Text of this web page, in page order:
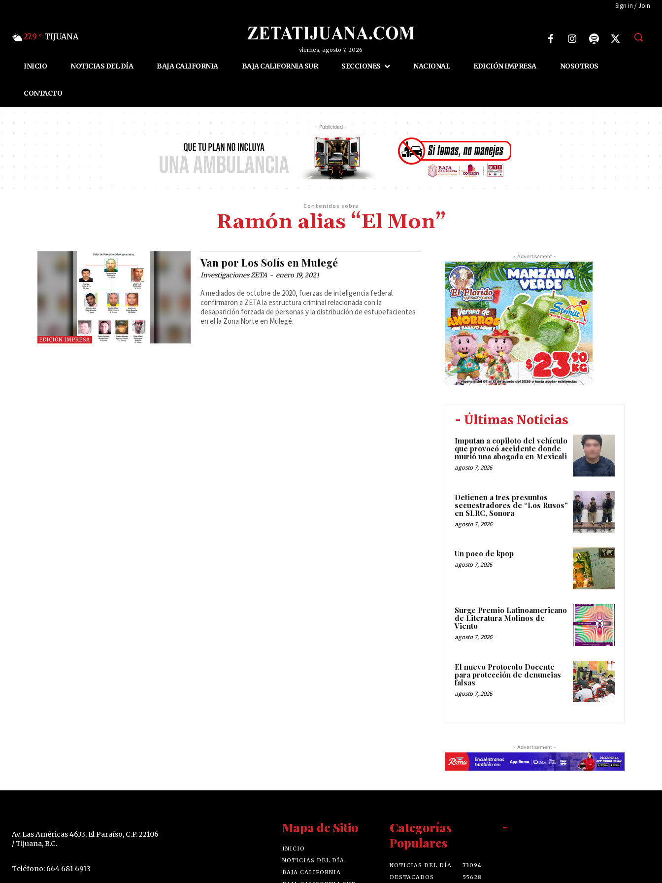
Sign in / Join
27.9 C TIJUANA
viernes, agosto 7, 2026
INICIO NOTICIAS DEL DÍA BAJA CALIFORNIA BAJA CALIFORNIA SUR SECCIONES NACIONAL EDICIÓN IMPRESA NOSOTROS
CONTACTO
- Publicidad -
Contenidos sobre
Ramón alias “El Mon”
EDICIÓN IMPRESA
Van por Los Solís en Mulegé
Investigaciones ZETA - enero 19, 2021
A mediados de octubre de 2020, fuerzas de inteligencia federal
confirmaron a ZETA la estructura criminal relacionada con la
desaparición forzada de personas y la distribución de estupefacientes
en el la Zona Norte en Mulegé.
- Advertisement -
- Últimas Noticias
Imputan a copiloto del vehículo
que provocó accidente donde
murió una abogada en Mexicali
agosto 7, 2026
Detienen a tres presuntos
secuestradores de “Los Rusos”
en SLRC, Sonora
agosto 7, 2026
Un poco de kpop
agosto 7, 2026
Surge Premio Latinoamericano
de Literatura Molinos de
Viento
agosto 7, 2026
El nuevo Protocolo Docente
para protección de denuncias
falsas
agosto 7, 2026
- Advertisement -
Av. Las Américas 4633, El Paraíso, C.P. 22106
/ Tijuana, B.C.
Teléfono: 664 681 6913
Mapa de Sitio
INICIO
NOTICIAS DEL DÍA
BAJA CALIFORNIA
Categorías
Populares
NOTICIAS DEL DÍA
73094
DESTACADOS
55628
-